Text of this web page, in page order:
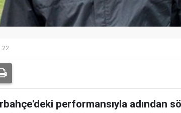
performansıyla adından